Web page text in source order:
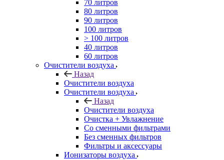
70 литров
80 литров
90 литров
100 литров
> 100 литров
40 литров
60 литров
Очистители воздуха
Назад
Очистители воздуха
Очистители воздуха
Назад
Очистители воздуха
Очистка + Увлажнение
Cо сменными фильтрами
Без сменных фильтров
Фильтры и аксессуары
Ионизаторы воздуха